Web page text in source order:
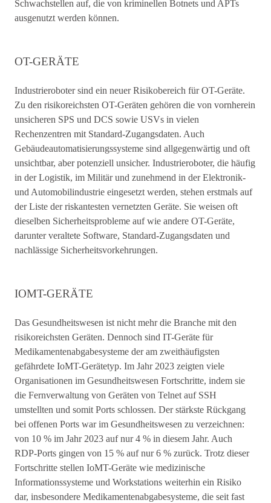
Schwachstellen auf, die von kriminellen Botnets und APTs
ausgenutzt werden können.
OT-GERÄTE
Industrieroboter sind ein neuer Risikobereich für OT-Geräte.
Zu den risikoreichsten OT-Geräten gehören die von vornherein
unsicheren SPS und DCS sowie USVs in vielen
Rechenzentren mit Standard-Zugangsdaten. Auch
Gebäudeautomatisierungssysteme sind allgegenwärtig und oft
unsichtbar, aber potenziell unsicher. Industrieroboter, die häufig
in der Logistik, im Militär und zunehmend in der Elektronik-
und Automobilindustrie eingesetzt werden, stehen erstmals auf
der Liste der riskantesten vernetzten Geräte. Sie weisen oft
dieselben Sicherheitsprobleme auf wie andere OT-Geräte,
darunter veraltete Software, Standard-Zugangsdaten und
nachlässige Sicherheitsvorkehrungen.
IOMT-GERÄTE
Das Gesundheitswesen ist nicht mehr die Branche mit den
risikoreichsten Geräten. Dennoch sind IT-Geräte für
Medikamentenabgabesysteme der am zweithäufigsten
gefährdete IoMT-Gerätetyp. Im Jahr 2023 zeigten viele
Organisationen im Gesundheitswesen Fortschritte, indem sie
die Fernverwaltung von Geräten von Telnet auf SSH
umstellten und somit Ports schlossen. Der stärkste Rückgang
bei offenen Ports war im Gesundheitswesen zu verzeichnen:
von 10 % im Jahr 2023 auf nur 4 % in diesem Jahr. Auch
RDP-Ports gingen von 15 % auf nur 6 % zurück. Trotz dieser
Fortschritte stellen IoMT-Geräte wie medizinische
Informationssysteme und Workstations weiterhin ein Risiko
dar, insbesondere Medikamentenabgabesysteme, die seit fast